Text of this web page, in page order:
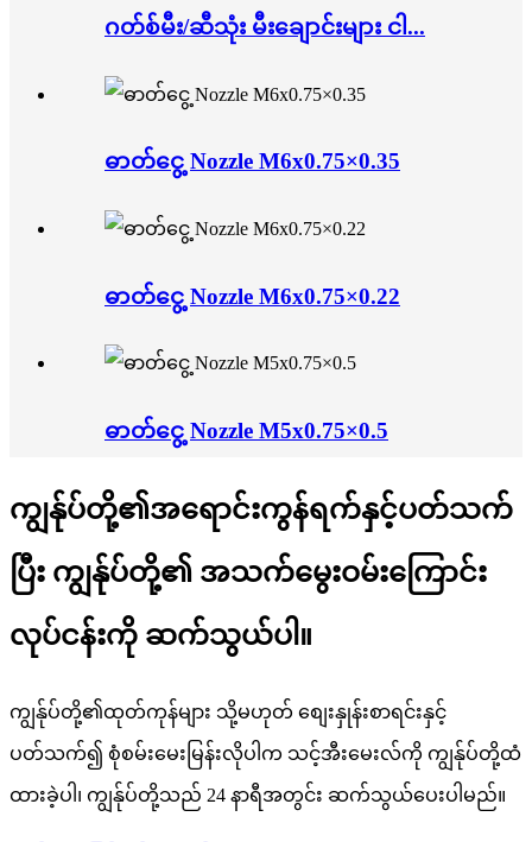
ဂတ်စ်မီး/ဆီသုံး မီးချောင်းများ ငါ...
ဓာတ်ငွေ့ Nozzle M6x0.75×0.35
ဓာတ်ငွေ့ Nozzle M6x0.75×0.22
ဓာတ်ငွေ့ Nozzle M5x0.75×0.5
ကျွန်ုပ်တို့၏အရောင်းကွန်ရက်နှင့်ပတ်သက်
ပြီး ကျွန်ုပ်တို့၏ အသက်မွေးဝမ်းကြောင်း
လုပ်ငန်းကို ဆက်သွယ်ပါ။
ကျွန်ုပ်တို့၏ထုတ်ကုန်များ သို့မဟုတ် စျေးနှုန်းစာရင်းနှင့်
ပတ်သက်၍ စုံစမ်းမေးမြန်းလိုပါက သင့်အီးမေးလ်ကို ကျွန်ုပ်တို့ထံ
ထားခဲ့ပါ၊ ကျွန်ုပ်တို့သည် 24 နာရီအတွင်း ဆက်သွယ်ပေးပါမည်။